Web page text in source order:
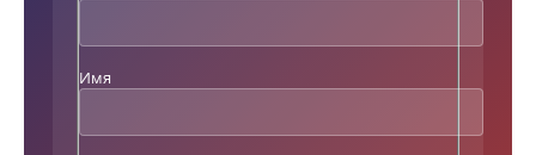
ф
н
Имя